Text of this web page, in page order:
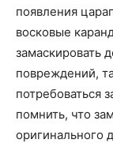
появления
восковые
замаскировать
повреждений,
потребоваться
помнить, что
оригинального